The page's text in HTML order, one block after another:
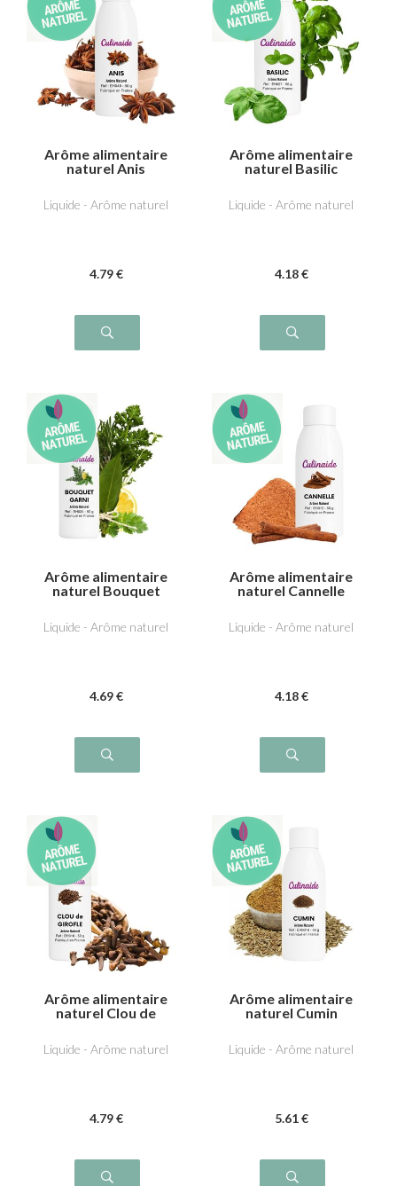
Arôme alimentaire
naturel Anis
Liquide - Arôme naturel
4.79 €
Arôme alimentaire
naturel Basilic
Liquide - Arôme naturel
4.18 €
Arôme alimentaire
naturel Bouquet
Liquide - Arôme naturel
4.69 €
Arôme alimentaire
naturel Cannelle
Liquide - Arôme naturel
4.18 €
Arôme alimentaire
naturel Clou de
Liquide - Arôme naturel
4.79 €
Arôme alimentaire
naturel Cumin
Liquide - Arôme naturel
5.61 €